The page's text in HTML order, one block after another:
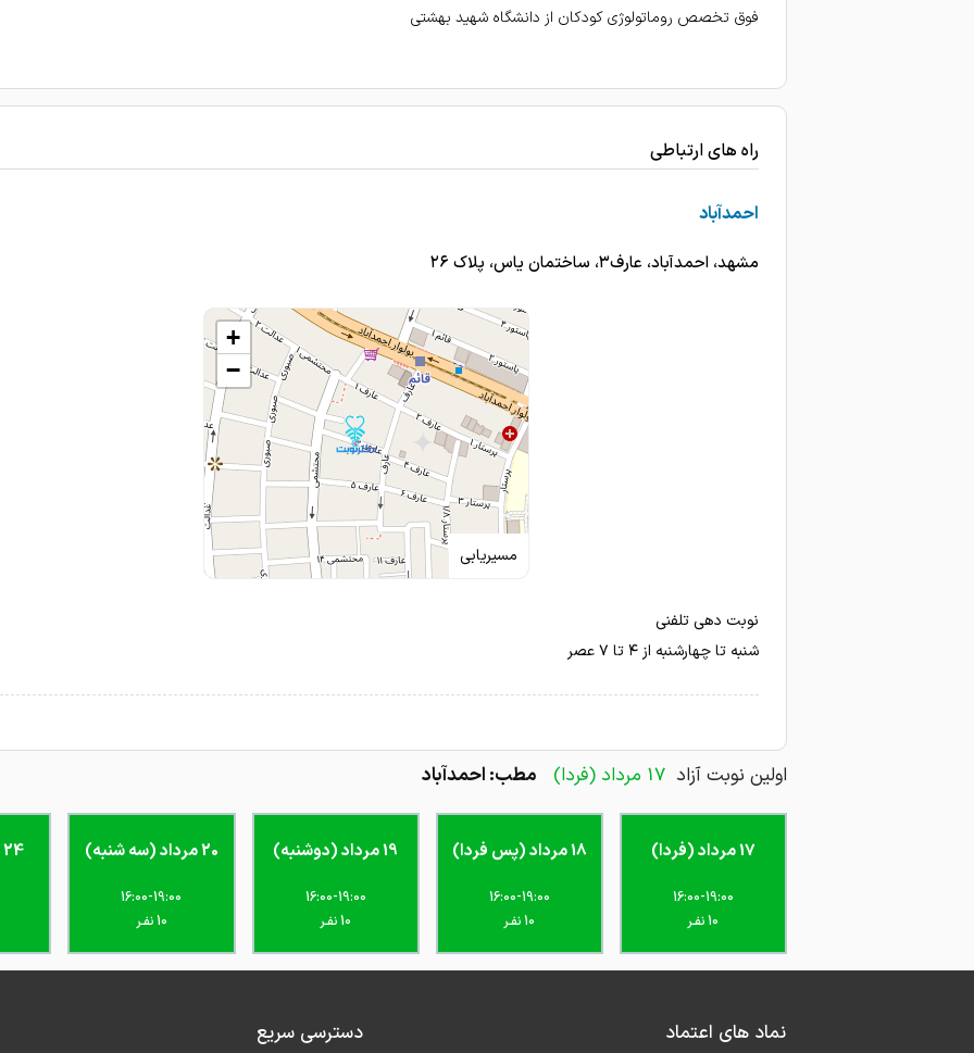
بسیار عالی
با تشخیص خانم دکتر پسرم روماتیسم مفصلی داره.در حال حاضر تحت مداوای ایشون هستن. ولی در برخورد وال خیلی
دکتر فوق العاده ای
دکتربسیارحاذق وباتجربه ای هستن
در کارشون استاد هستن هر مشکلی بچه داشته باشه از همون دور میبینن بچه رو میفهمن
دوتا بچه هام پیش ایشون درمان شدن کارشون عالیه
دخترم خیلی حالش بد بود که هیچ کس نمی‌فهمید چش شده همش گریه میکرد از موقع ای که بردمش پیش خانم دکتر
خیلی خوب
آرتریت مفصل دوره درمان کامل نشده
در حال درمان هستیم اولین نوبت آزاد 17 مرداد (فردا) مطب: احمدآباد
17 مرداد (فردا)
16:00-19:00
10 نفـر
18 مرداد (پس فردا)
16:00-19:00
10 نفـر
19 مرداد (دوشنبه)
16:00-19:00
10 نفـر
20 مرداد (سه شنبه)
16:00-19:00
10 نفـر
24 مرداد (شنبه)
فوق تخصص روماتولوژی کودکان از دانشگاه شهید بهشتی
راه های ارتباطی
احمدآباد
مشهد، احمدآباد، عارف۳، ساختمان یاس، پلاک ۲۶
مسیریابی
+
−
نوبت دهی تلفنی
شنبه تا چهارشنبه از ۴ تا ۷ عصر
نماد های اعتماد دسترسی سریع